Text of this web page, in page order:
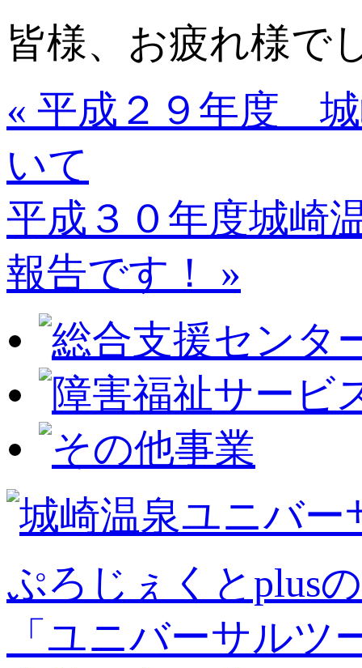
皆様、お疲れ様で
« 平成２９年度
いて
平成３０年度城崎
報告です！ »
ぷろじぇくとplusの
「ユニバーサルツ